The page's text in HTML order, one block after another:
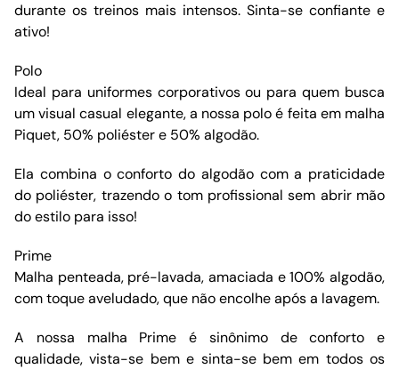
durante os treinos mais intensos. Sinta-se confiante e
ativo!
Polo
Ideal para uniformes corporativos ou para quem busca
um visual casual elegante, a nossa polo é feita em malha
Piquet, 50% poliéster e 50% algodão.
Ela combina o conforto do algodão com a praticidade
do poliéster, trazendo o tom profissional sem abrir mão
do estilo para isso!
Prime
Malha penteada, pré-lavada, amaciada e 100% algodão,
com toque aveludado, que não encolhe após a lavagem.
A nossa malha Prime é sinônimo de conforto e
qualidade, vista-se bem e sinta-se bem em todos os